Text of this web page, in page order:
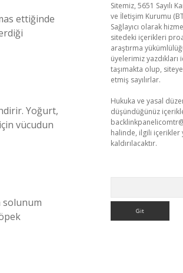
ettiğinde
Yoğurt,
vücudun
solunum
Sitemiz, 5651 Sayılı
ve İletişim Kurumu
Sağlayıcı olarak
sitedeki içerikleri
araştırma
üyelerimiz
taşımakta olup,
etmiş sayılırlar.
Hukuka ve yasal
düşündüğünüz
halinde, ilgili içerikler
kaldırılacaktır.